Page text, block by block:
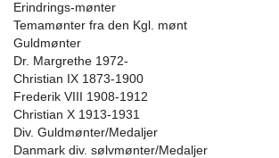
Erindrings-mønter
Temamønter fra den Kgl. mønt
Guldmønter
Dr. Margrethe 1972-
Christian IX 1873-1900
Frederik VIII 1908-1912
Christian X 1913-1931
Div. Guldmønter/Medaljer
Danmark div. sølvmønter/Medaljer